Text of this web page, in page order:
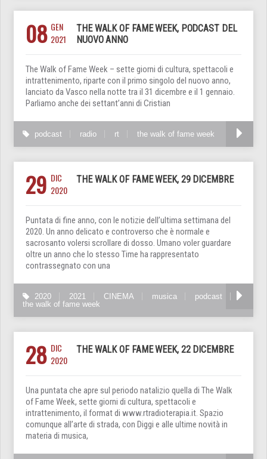
08 GEN
2021
THE WALK OF FAME WEEK, PODCAST DEL
NUOVO ANNO
The Walk of Fame Week – sette giorni di cultura, spettacoli e
intrattenimento, riparte con il primo singolo del nuovo anno,
lanciato da Vasco nella notte tra il 31 dicembre e il 1 gennaio.
Parliamo anche dei settant’anni di Cristian
podcast radio rt the walk of fame week
29 DIC
2020
THE WALK OF FAME WEEK, 29 DICEMBRE
Puntata di fine anno, con le notizie dell’ultima settimana del
2020. Un anno delicato e controverso che è normale e
sacrosanto volersi scrollare di dosso. Umano voler guardare
oltre un anno che lo stesso Time ha rappresentato
contrassegnato con una
2020 2021 CINEMA musica
podcast
the walk of fame week
28 DIC
2020
THE WALK OF FAME WEEK, 22 DICEMBRE
Una puntata che apre sul periodo natalizio quella di The Walk
of Fame Week, sette giorni di cultura, spettacoli e
intrattenimento, il format di www.rtradioterapia.it. Spazio
comunque all’arte di strada, con Diggi e alle ultime novità in
materia di musica,